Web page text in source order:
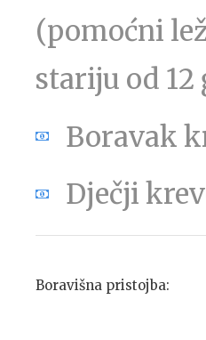
(pomoćni
stariju od 12
Boravak
Dječji
Boravišna pristojba: